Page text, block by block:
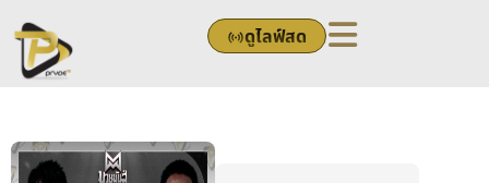
to
content
ดูไลฟ์สด